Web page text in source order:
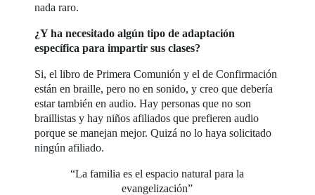
nada raro.
¿Y ha necesitado algún tipo de adaptación
específica para impartir sus clases?
Si, el libro de Primera Comunión y el de Confirmación
están en braille, pero no en sonido, y creo que debería
estar también en audio. Hay personas que no son
braillistas y hay niños afiliados que prefieren audio
porque se manejan mejor. Quizá no lo haya solicitado
ningún afiliado.
“La familia es el espacio natural para la
evangelización”